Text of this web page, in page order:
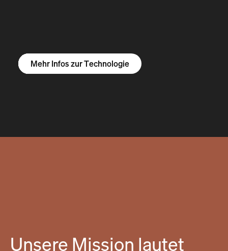
Mehr Infos zum R1S
Mehr Infos zum R1T
Mehr Infos zu Vans
Mehr Infos zur Technologie
Unsere Mission lautet